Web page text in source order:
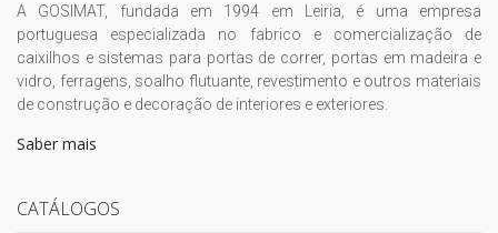
A GOSIMAT, fundada em 1994 em Leiria, é uma empresa
portuguesa especializada no fabrico e comercialização de
caixilhos e sistemas para portas de correr, portas em madeira e
vidro, ferragens, soalho flutuante, revestimento e outros materiais
de construção e decoração de interiores e exteriores.
Saber mais
CATÁLOGOS